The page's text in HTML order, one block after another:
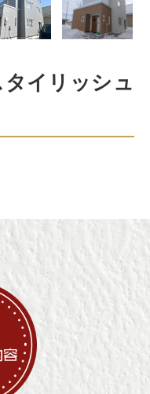
イリッシュ